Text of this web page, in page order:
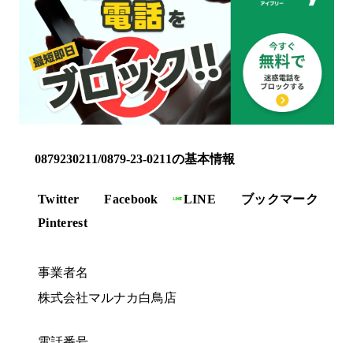
0879230211/0879-23-0211の基本情報
Twitter Facebook LINE
ブックマーク
Pinterest
事業者名
株式会社マルナカ白鳥店